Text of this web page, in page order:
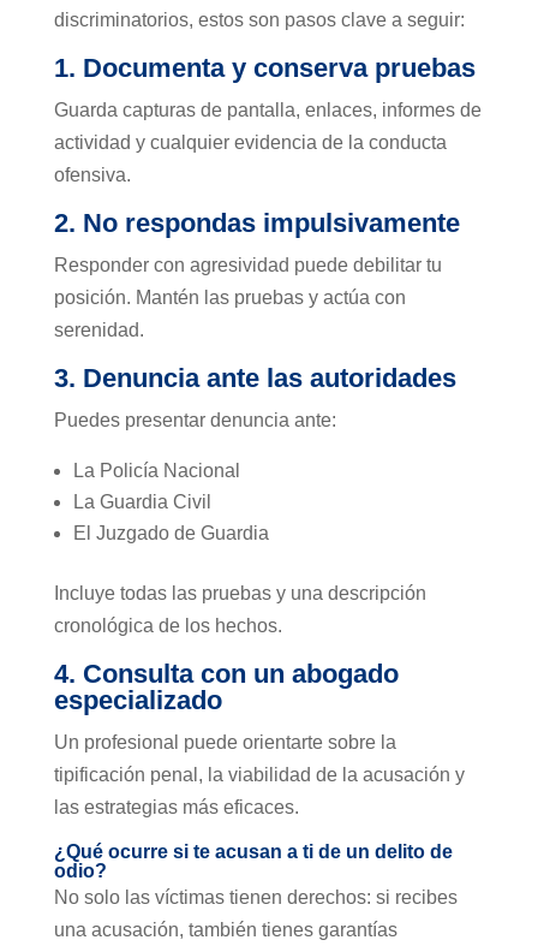
discriminatorios, estos son pasos clave a seguir:
1. Documenta y conserva pruebas
Guarda capturas de pantalla, enlaces, informes de
actividad y cualquier evidencia de la conducta
ofensiva.
2. No respondas impulsivamente
Responder con agresividad puede debilitar tu
posición. Mantén las pruebas y actúa con
serenidad.
3. Denuncia ante las autoridades
Puedes presentar denuncia ante:
La Policía Nacional
La Guardia Civil
El Juzgado de Guardia
Incluye todas las pruebas y una descripción
cronológica de los hechos.
4. Consulta con un abogado
especializado
Un profesional puede orientarte sobre la
tipificación penal, la viabilidad de la acusación y
las estrategias más eficaces.
¿Qué ocurre si te acusan a ti de un delito de
odio?
No solo las víctimas tienen derechos: si recibes
una acusación, también tienes garantías